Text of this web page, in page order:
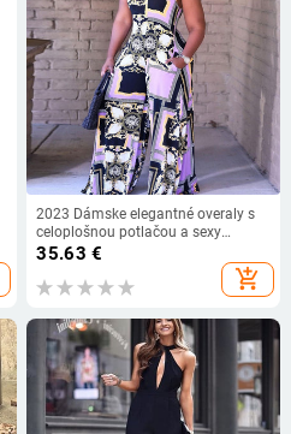
2023 Dámske elegantné overaly s
celoplošnou potlačou a sexy
vreckami, široké nohavice, ležérne
35.63 €
add_shopping_cart